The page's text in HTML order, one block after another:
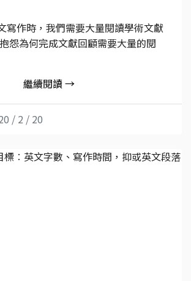
寫作時，我們需要大量閱讀學術文獻
怨為何完成文獻回顧需要大量的閱
繼續閱讀 →
/ 2 / 20